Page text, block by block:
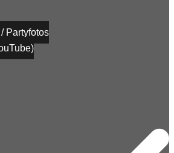
Partyfotos